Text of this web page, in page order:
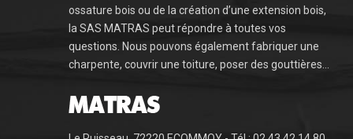
ossature bois ou de la création d’une extension bois,
la SAS MATRAS peut répondre à toutes vos
questions. Nous pouvons également fabriquer une
charpente, couvrir une toiture, poser des gouttières…